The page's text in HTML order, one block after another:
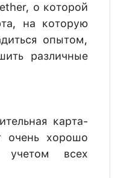
о которой
на которую
опытом,
различные
карта-
очень хорошо
всех